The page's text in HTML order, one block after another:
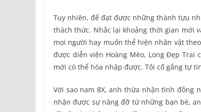
Tuy nhiên, để đạt được những thành tựu
thách thức. Nhắc lại khoảng thời gian mới
mọi người hay muốn thể hiện nhân vật
được diễn viên Hoàng Mèo, Long Đẹp
mới có thể hòa nhập được. Tôi cố gắng tự
Với sao nam 8X, anh thừa nhận tình đồng
nhận được sự nâng đỡ từ những bạn bè,